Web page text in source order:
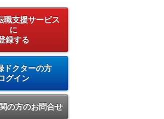
職支援サービス
に
録する
ドクターの方
グイン
の方のお問合せ